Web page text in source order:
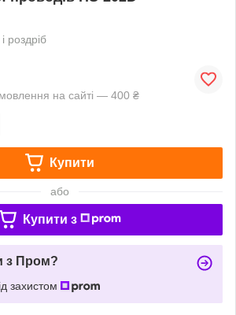
роздріб
на сайті — 400 ₴
Купити
або
Купити з
з Пром?
захистом